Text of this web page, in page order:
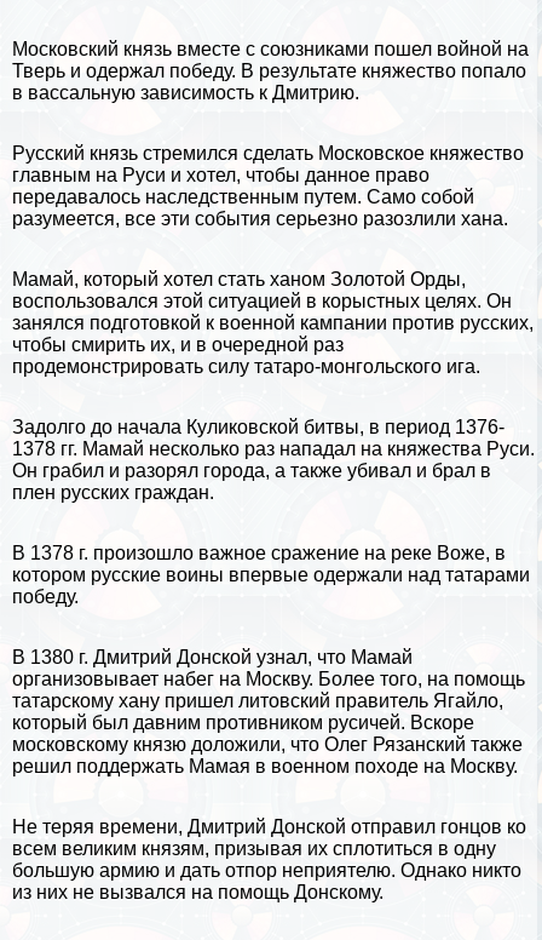
Московский князь вместе с союзниками пошел войной на
Тверь и одержал победу. В результате княжество попало
в вассальную зависимость к Дмитрию.
Русский князь стремился сделать Московское княжество
главным на Руси и хотел, чтобы данное право
передавалось наследственным путем. Само собой
разумеется, все эти события серьезно разозлили хана.
Мамай, который хотел стать ханом Золотой Орды,
воспользовался этой ситуацией в корыстных целях. Он
занялся подготовкой к военной кампании против русских,
чтобы смирить их, и в очередной раз
продемонстрировать силу татаро-монгольского ига.
Задолго до начала Куликовской битвы, в период 1376-
1378 гг. Мамай несколько раз нападал на княжества Руси.
Он грабил и разорял города, а также убивал и брал в
плен русских граждан.
В 1378 г. произошло важное сражение на реке Воже, в
котором русские воины впервые одержали над татарами
победу.
В 1380 г. Дмитрий Донской узнал, что Мамай
организовывает набег на Москву. Более того, на помощь
татарскому хану пришел литовский правитель Ягайло,
который был давним противником русичей. Вскоре
московскому князю доложили, что Олег Рязанский также
решил поддержать Мамая в военном походе на Москву.
Не теряя времени, Дмитрий Донской отправил гонцов ко
всем великим князям, призывая их сплотиться в одну
большую армию и дать отпор неприятелю. Однако никто
из них не вызвался на помощь Донскому.